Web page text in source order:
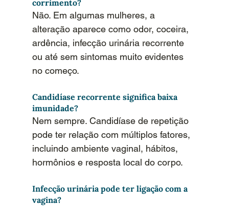
corrimento?
Não. Em algumas mulheres, a
alteração aparece como odor, coceira,
ardência, infecção urinária recorrente
ou até sem sintomas muito evidentes
no começo.
Candidíase recorrente significa baixa
imunidade?
Nem sempre. Candidíase de repetição
pode ter relação com múltiplos fatores,
incluindo ambiente vaginal, hábitos,
hormônios e resposta local do corpo.
Infecção urinária pode ter ligação com a
vagina?